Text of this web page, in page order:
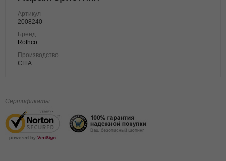
Артикул
2008240
Бренд
Rothco
Производство
США
Сертификаты: